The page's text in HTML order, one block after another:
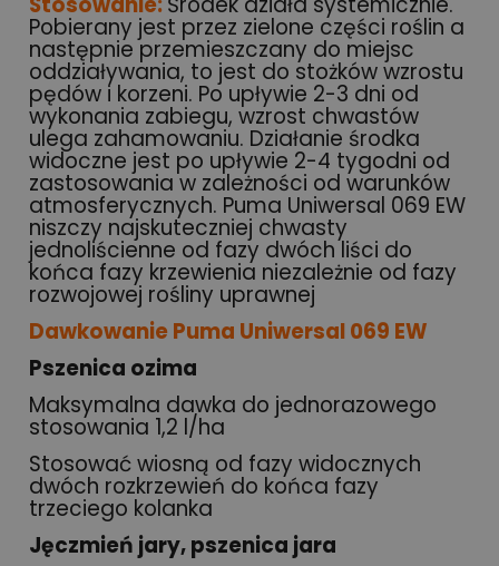
Pobierany jest przez zielone części roślin a
następnie przemieszczany do miejsc
oddziaływania, to jest do stożków wzrostu
pędów i korzeni. Po upływie 2-3 dni od
wykonania zabiegu, wzrost chwastów
ulega zahamowaniu. Działanie środka
widoczne jest po upływie 2-4 tygodni od
zastosowania w zależności od warunków
atmosferycznych. Puma Uniwersal 069 EW
niszczy najskuteczniej chwasty
jednoliścienne od fazy dwóch liści do
końca fazy krzewienia niezależnie od fazy
rozwojowej rośliny uprawnej
Dawkowanie Puma Uniwersal 069 EW
Pszenica ozima
Maksymalna dawka do jednorazowego
stosowania 1,2 l/ha
Stosować wiosną od fazy widocznych
dwóch rozkrzewień do końca fazy
trzeciego kolanka
Jęczmień jary, pszenica jara